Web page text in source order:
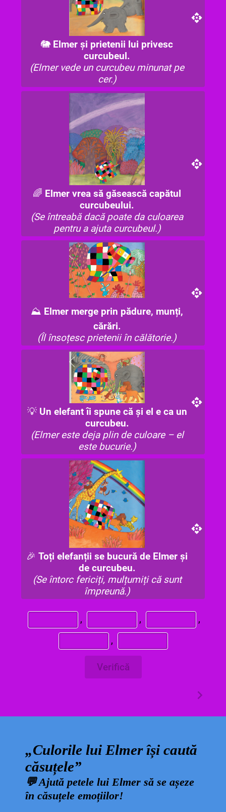
, ,
,
,
🐘 Elmer și prietenii lui privesc
curcubeul.
(Elmer vede un curcubeu minunat pe
cer.)
🌈 Elmer vrea să găsească capătul
curcubeului.
(Se întreabă dacă poate da culoarea
pentru a ajuta curcubeul.)
⛰️ Elmer merge prin pădure, munți,
cărări.
(Îl însoțesc prietenii în călătorie.)
💡 Un elefant îi spune că și el e ca un
curcubeu.
(Elmer este deja plin de culoare – el
este bucurie.)
🎉 Toți elefanții se bucură de Elmer și
de curcubeu.
(Se întorc fericiți, mulțumiți că sunt
împreună.)
Verifică
„Culorile lui Elmer își caută
căsuțele”
💬Ajută petele lui Elmer să se așeze
în căsuțele emoțiilor!